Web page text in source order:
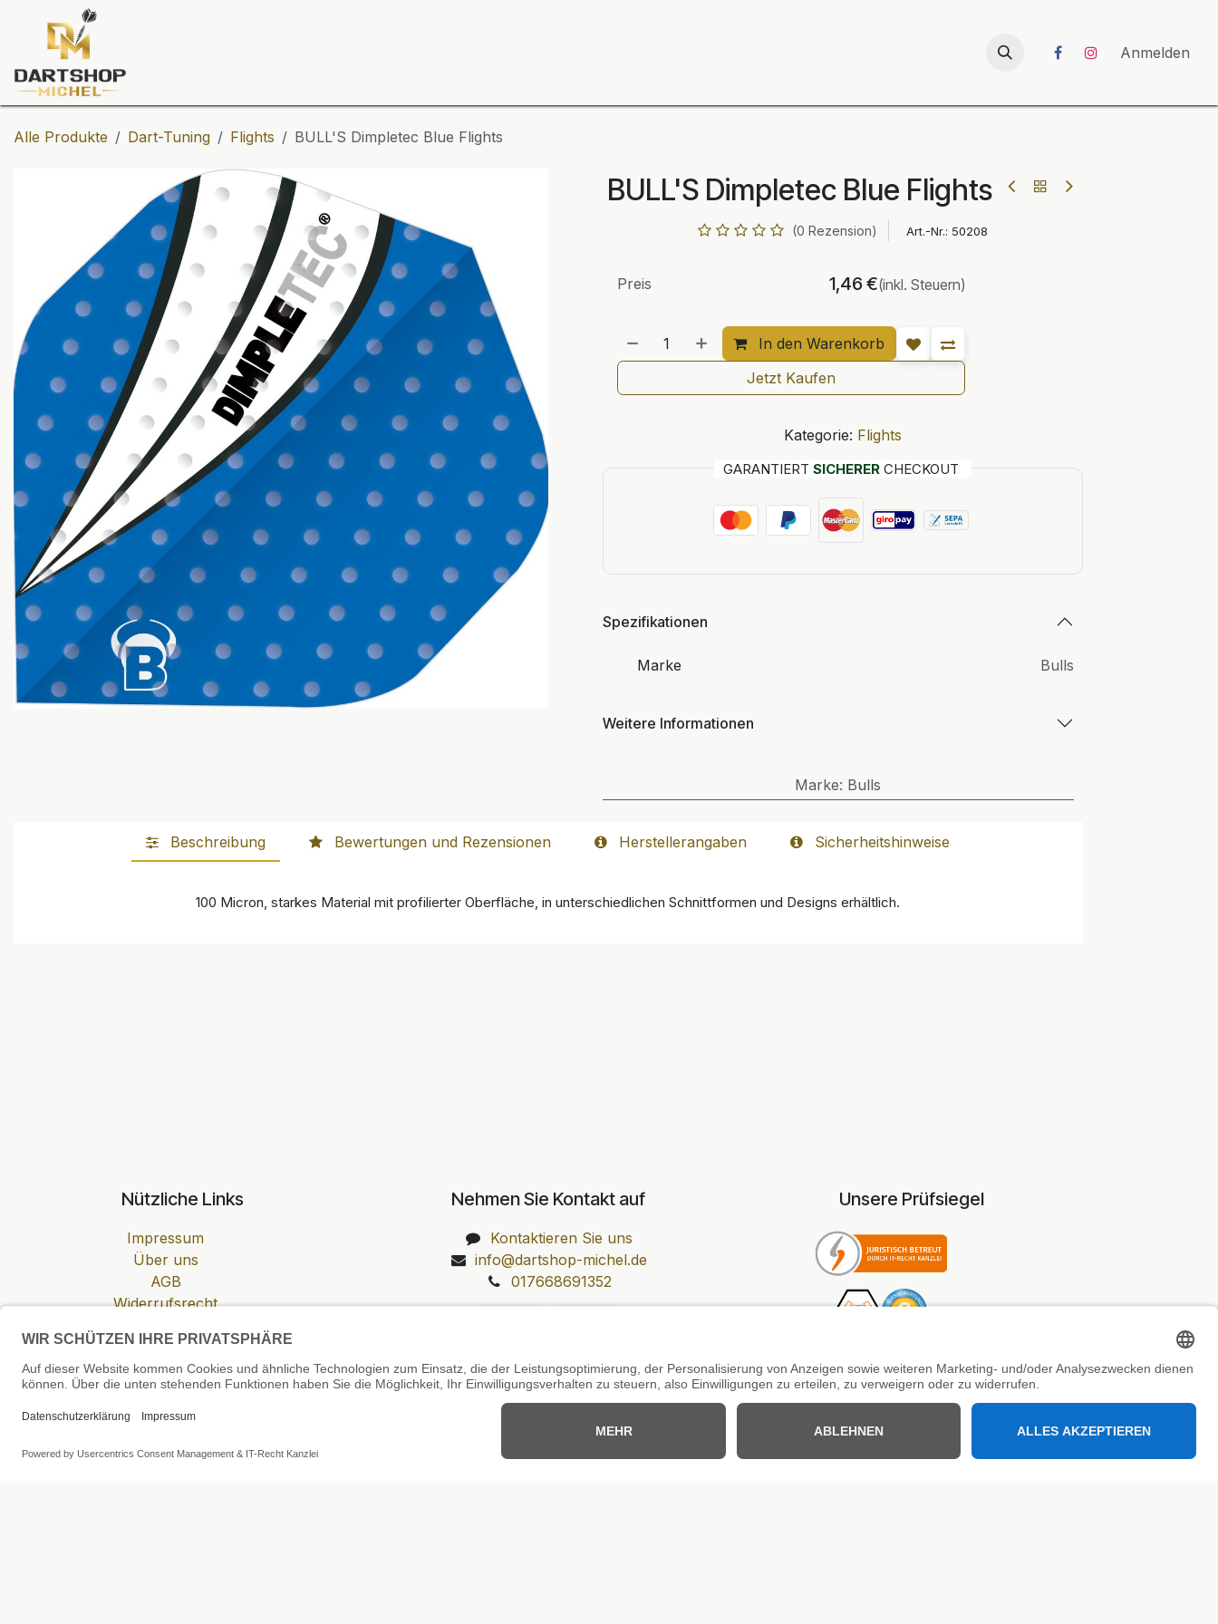
Zum Inhalt springen
UNICORN-Launch 2026 Anmelden
Alle Produkte Dart-Tuning Flights BULL'S Dimpletec Blue Flights
BULL'S Dimpletec Blue Flights
(0 Rezension) Art.-Nr.: 50208
In den Warenkorb
Preis 1,46 €(inkl. Steuern)
Jetzt Kaufen
Kategorie: Flights
GARANTIERT SICHERERCHECKOUT
Spezifikationen
Marke Bulls
Weitere Informationen
Marke: Bulls
Beschreibung Bewertungen und Rezensionen Herstellerangaben Sicherheitshinweise
100 Micron, starkes Material mit profilierter Oberfläche, in unterschiedlichen Schnittformen und Designs erhältlich.
Nützliche Links
Impressum
Über uns
AGB
Widerrufsrecht
Zahlung & Versand
Cookie-Einstellungen
Nehmen Sie Kontakt auf
Kontaktieren Sie uns
info@dartshop-michel.de
017668691352
Unsere Prüfsiegel